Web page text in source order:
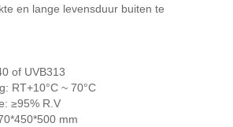
en lange levensduur buiten te
of UVB313
RT+10°C ~ 70°C
≥95% R.V
mm